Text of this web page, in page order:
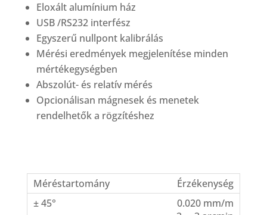
Eloxált alumínium ház
USB /RS232 interfész
Egyszerű nullpont kalibrálás
Mérési eredmények megjelenítése minden
mértékegységben
Abszolút- és relatív mérés
Opcionálisan mágnesek és menetek
rendelhetők a rögzítéshez
Érzékenység
0.020 mm/m